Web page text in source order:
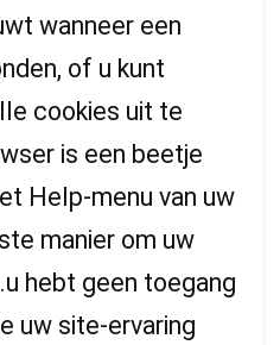
wanneer een
of u kunt
cookies uit te
is een beetje
Help-menu van uw
manier om uw
hebt geen toegang
uw site-ervaring